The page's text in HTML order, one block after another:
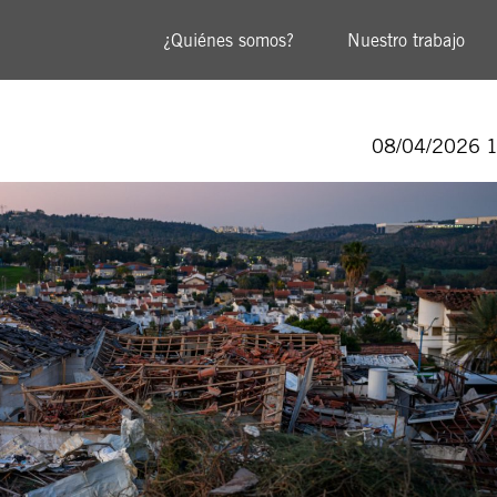
¿Quiénes somos? Nuestro trabajo
08/04/2026